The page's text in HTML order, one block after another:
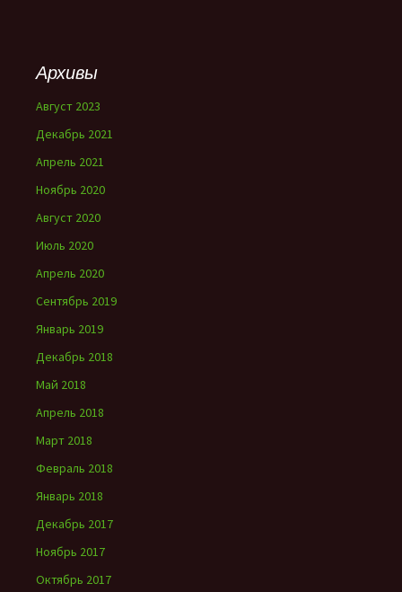
Архивы
Август 2023
Декабрь 2021
Апрель 2021
Ноябрь 2020
Август 2020
Июль 2020
Апрель 2020
Сентябрь 2019
Январь 2019
Декабрь 2018
Май 2018
Апрель 2018
Март 2018
Февраль 2018
Январь 2018
Декабрь 2017
Ноябрь 2017
Октябрь 2017